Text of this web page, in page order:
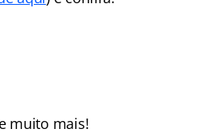
muito mais!